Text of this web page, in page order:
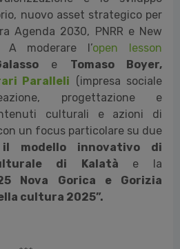
concorrono a generare
istanze sociali, forme
a guidarci verso quel
cui ci ritroviamo a vivere?
riguarderà i progetti
e lo sviluppo
nuovo asset strategico per
Agenda 2030, PNRR e New
A moderare l’ open lesson
e
Tomaso Boyer,
Paralleli(impresa sociale
progettazione e